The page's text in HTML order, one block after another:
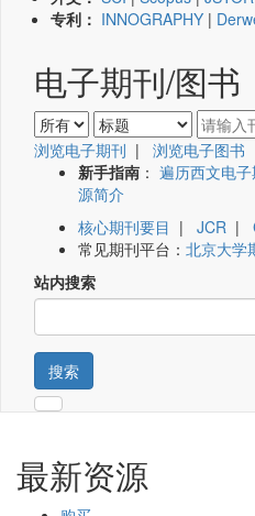
专利： INNOGRAPHY |
电子期刊/图书
浏览电子期刊 | 浏览电子图书
新手指南 ： 遍历西文电
源简介
核心期刊要目 | JCR |
常见期刊平台： 北京大学
站内搜索
搜索
最新资源